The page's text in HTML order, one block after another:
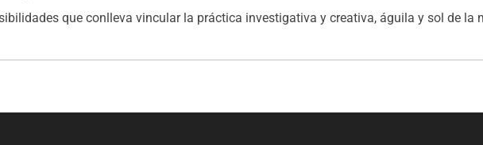
que conlleva vincular la práctica investigativa y creativa, águila y sol de la